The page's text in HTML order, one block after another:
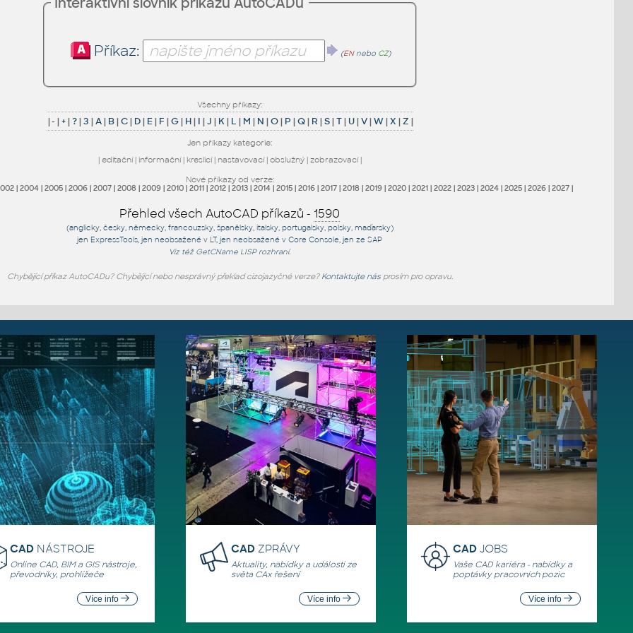
Příkaz: (ENnebo CZ)
Všechny příkazy:
|- |+|?|3 |A| B|C| D| E| F |G| H| I |J | K| L | M | N |O| P |Q| R |S|T| U|V|W|X |Z |
Jen příkazy kategorie:
| editační| informační| kreslicí| nastavovací| obslužný| zobrazovací|
Nové příkazy od verze:
| 2004| 2005| 2006| 2007| 2008 | 2009| 2010| 2011| 2012| 2013| 2014| 2015| 2016| 2017| 2018 | 2019| 2020| 2021| 2022| 2023| 2024| 2025| 2026| 2027|
Přehled všech AutoCAD příkazů - 1590
(anglicky, česky, německy, francouzsky, španělsky, italsky, portugalsky, polsky, maďarsky)
jen ExpressTools, jenneobsažené v LT, jenneobsažené v Core Console, jenze SAP
Viz též GetCName LISP rozhraní.
Chybějící příkaz AutoCADu? Chybějící nebo nesprávný překlad cizojazyčné verze? Kontaktujte násprosím pro opravu.
CAD NÁSTROJE
Online CAD, BIM a GIS nástroje,
převodníky, prohlížeče
Více info
CAD ZPRÁVY
Aktuality, nabídky a události ze
světa CAx řešení
Více info
CADJOBS
Vaše CAD kariéra - nabídky a
poptávky pracovních pozic
Více info